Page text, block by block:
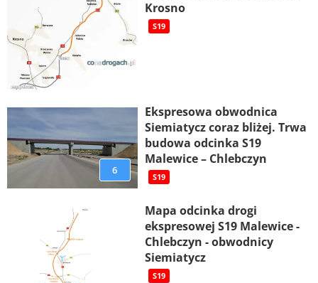
Krosno
S19
6
Ekspresowa obwodnica
Siemiatycz coraz bliżej. Trwa
budowa odcinka S19
Malewice – Chlebczyn
S19
Mapa odcinka drogi
ekspresowej S19 Malewice -
Chlebczyn - obwodnicy
Siemiatycz
S19